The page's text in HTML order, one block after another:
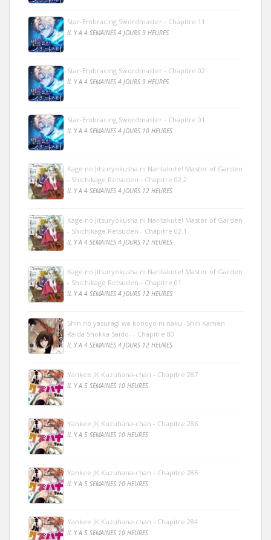
Star-Embracing Swordmaster - Chapitre 11
IL Y A 4 SEMAINES 4 JOURS 9 HEURES
Star-Embracing Swordmaster - Chapitre 02
IL Y A 4 SEMAINES 4 JOURS 9 HEURES
Star-Embracing Swordmaster - Chapitre 01
IL Y A 4 SEMAINES 4 JOURS 10 HEURES
Kage no Jitsuryokusha ni Naritakute! Master of Garden
- Shichikage Retsuden - Chapitre 02.2
IL Y A 4 SEMAINES 4 JOURS 12 HEURES
Kage no Jitsuryokusha ni Naritakute! Master of Garden
- Shichikage Retsuden - Chapitre 02.1
IL Y A 4 SEMAINES 4 JOURS 12 HEURES
Kage no Jitsuryokusha ni Naritakute! Master of Garden
- Shichikage Retsuden - Chapitre 01
IL Y A 4 SEMAINES 4 JOURS 12 HEURES
Shin no yasuragi wa konoyo ni naku -Shin Kamen
Raida Shokka Saido- - Chapitre 80
IL Y A 4 SEMAINES 4 JOURS 12 HEURES
Yankee JK Kuzuhana-chan - Chapitre 287
IL Y A 5 SEMAINES 10 HEURES
Yankee JK Kuzuhana-chan - Chapitre 286
IL Y A 5 SEMAINES 10 HEURES
Yankee JK Kuzuhana-chan - Chapitre 285
IL Y A 5 SEMAINES 10 HEURES
Yankee JK Kuzuhana-chan - Chapitre 284
IL Y A 5 SEMAINES 10 HEURES